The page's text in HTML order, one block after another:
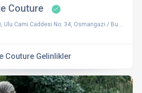
Couture
Cami Caddesi No: 34, Osmangazi / Bursa
Couture Gelinlikler